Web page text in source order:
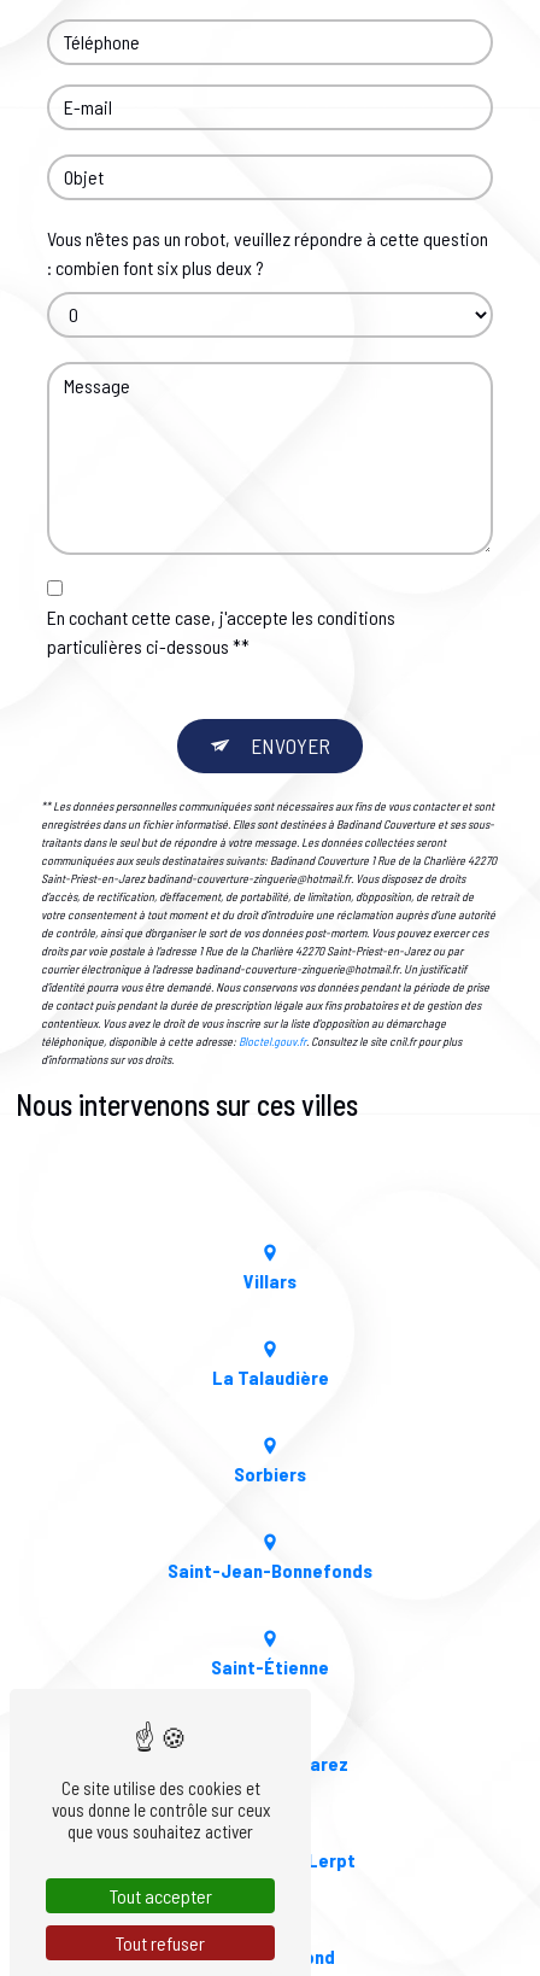
Vous n'êtes pas un robot, veuillez répondre à cette question
: combien font six plus deux ?
En cochant cette case, j'accepte les conditions
particulières ci-dessous **
ENVOYER
** Les données personnelles communiquées sont nécessaires aux fins de vous contacter et sont
enregistrées dans un fichier informatisé. Elles sont destinées à Badinand Couverture et ses sous-
traitants dans le seul but de répondre à votre message. Les données collectées seront
communiquées aux seuls destinataires suivants: Badinand Couverture 1 Rue de la Charlière 42270
Saint-Priest-en-Jarez badinand-couverture-zinguerie@hotmail.fr. Vous disposez de droits
d’accès, de rectification, d’effacement, de portabilité, de limitation, d’opposition, de retrait de
votre consentement à tout moment et du droit d’introduire une réclamation auprès d’une autorité
de contrôle, ainsi que d’organiser le sort de vos données post-mortem. Vous pouvez exercer ces
droits par voie postale à l'adresse 1 Rue de la Charlière 42270 Saint-Priest-en-Jarez ou par
courrier électronique à l'adresse badinand-couverture-zinguerie@hotmail.fr. Un justificatif
d'identité pourra vous être demandé. Nous conservons vos données pendant la période de prise
de contact puis pendant la durée de prescription légale aux fins probatoires et de gestion des
contentieux. Vous avez le droit de vous inscrire sur la liste d'opposition au démarchage
téléphonique, disponible à cette adresse: Bloctel.gouv.fr. Consultez le site cnil.fr pour plus
d’informations sur vos droits.
Nous intervenons sur ces villes
Villars
La Talaudière
Sorbiers
Saint-Jean-Bonnefonds
Saint-Étienne
La-Tour-En-Jarez
Saint-Genest-Lerpt
Saint-Chamond
Ce site utilise des cookies et
vous donne le contrôle sur ceux
que vous souhaitez activer
Tout accepter
Tout refuser